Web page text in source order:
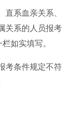
系血亲关系、
关系的人员报考
如实填写。
考条件规定不符